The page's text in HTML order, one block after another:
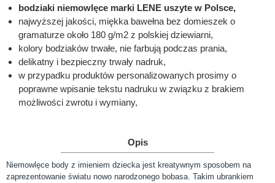
bodziaki niemowlęce marki LENE uszyte w Polsce,
najwyższej jakości, miękka bawełna bez domieszek o
gramaturze około 180 g/m2 z polskiej dziewiarni,
kolory bodziaków trwałe, nie farbują podczas prania,
delikatny i bezpieczny trwały nadruk,
w przypadku produktów personalizowanych prosimy o
poprawne wpisanie tekstu nadruku w związku z brakiem
możliwości zwrotu i wymiany,
Opis
Niemowlęce body z imieniem dziecka jest kreatywnym sposobem na
zaprezentowanie światu nowo narodzonego bobasa. Takim ubrankiem